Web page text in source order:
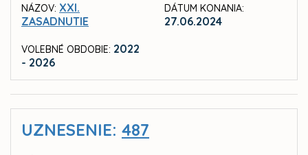
NÁZOV: XXI.
ZASADNUTIE
VOLEBNÉ OBDOBIE: 2022
- 2026
DÁTUM KONANIA:
27.06.2024
UZNESENIE: 487